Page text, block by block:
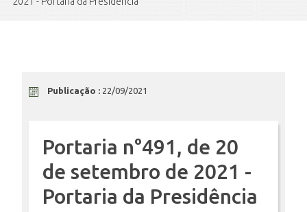
ENSINO
CURSOS
PLATAFORMAS
Publicação : 22/09/2021
Portaria n°491, de 20
de setembro de 2021 -
Portaria da Presidência